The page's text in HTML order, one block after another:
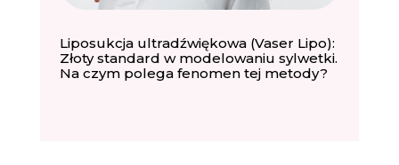
Liposukcja ultradźwiękowa (Vaser Lipo):
Złoty standard w modelowaniu sylwetki.
Na czym polega fenomen tej metody?